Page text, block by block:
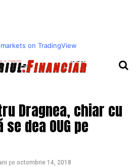
on TradingView
Dragnea, chiar cu
dea OUG pe
pe octombrie 14, 2018